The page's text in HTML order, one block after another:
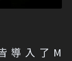
導入了M